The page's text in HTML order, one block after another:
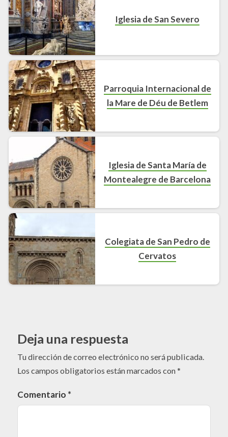
Iglesia de San Severo
Parroquia Internacional de
la Mare de Déu de Betlem
Iglesia de Santa María de
Montealegre de Barcelona
Colegiata de San Pedro de
Cervatos
Deja una respuesta
Tu dirección de correo electrónico no será publicada.
Los campos obligatorios están marcados con*
Comentario *